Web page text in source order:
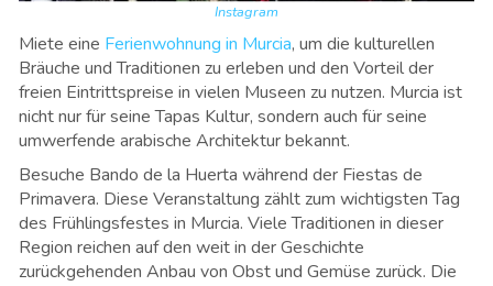
Instagram
Miete eine Ferienwohnung in Murcia, um die kulturellen
Bräuche und Traditionen zu erleben und den Vorteil der
freien Eintrittspreise in vielen Museen zu nutzen. Murcia ist
nicht nur für seine Tapas Kultur, sondern auch für seine
umwerfende arabische Architektur bekannt.
Besuche Bando de la Huerta während der Fiestas de
Primavera. Diese Veranstaltung zählt zum wichtigsten Tag
des Frühlingsfestes in Murcia. Viele Traditionen in dieser
Region reichen auf den weit in der Geschichte
zurückgehenden Anbau von Obst und Gemüse zurück. Die